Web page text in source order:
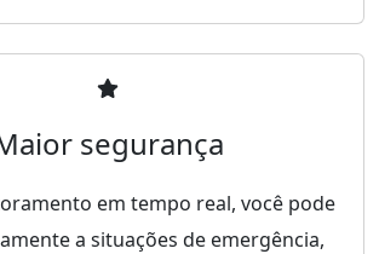
segurança
em tempo real, você pode
a situações de emergência,